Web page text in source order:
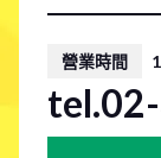
營業時間